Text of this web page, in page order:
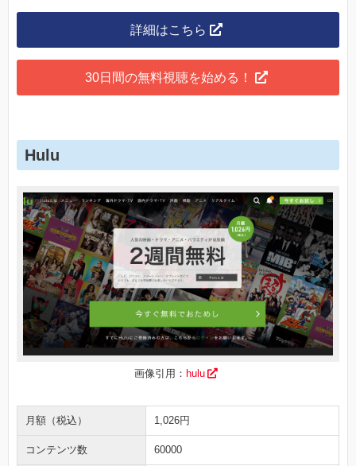
詳細はこちら
30日間の無料視聴を始める！
Hulu
画像引用： hulu
月額（税込） 1,026円
コンテンツ数 60000